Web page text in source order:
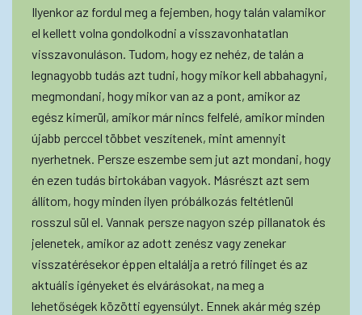
Ilyenkor az fordul meg a fejemben, hogy talán valamikor
el kellett volna gondolkodni a visszavonhatatlan
visszavonuláson. Tudom, hogy ez nehéz, de talán a
legnagyobb tudás azt tudni, hogy mikor kell abbahagyni,
megmondani, hogy mikor van az a pont, amikor az
egész kimerül, amikor már nincs felfelé, amikor minden
újabb perccel többet veszítenek, mint amennyit
nyerhetnek. Persze eszembe sem jut azt mondani, hogy
én ezen tudás birtokában vagyok. Másrészt azt sem
állítom, hogy minden ilyen próbálkozás feltétlenül
rosszul sül el. Vannak persze nagyon szép pillanatok és
jelenetek, amikor az adott zenész vagy zenekar
visszatérésekor éppen eltalálja a retró fílinget és az
aktuális igényeket és elvárásokat, na meg a
lehetőségek közötti egyensúlyt. Ennek akár még szép